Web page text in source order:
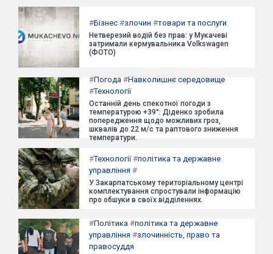
#Бізнес #злочин #товари та послуги
Нетверезий водій без прав: у Мукачеві
затримали кермувальника Volkswagen
(ФОТО)
#Погода #Навколишнє середовище
#Технології
Останній день спекотної погоди з
температурою +39°: Діденко зробила
попередження щодо можливих гроз,
шквалів до 22 м/с та раптового зниження
температури.
#Технології#політика та державне
управління #
У Закарпатському територіальному центрі
комплектування спростували інформацію
про обшуки в своїх відділеннях.
#Політика #політика та державне
управління #злочинність, право та
правосуддя